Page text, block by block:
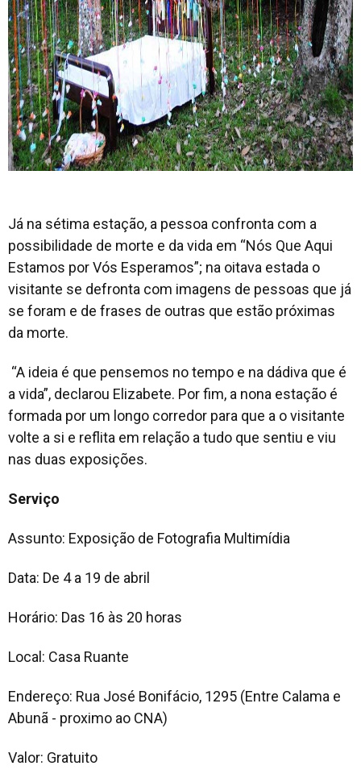
Já na sétima estação, a pessoa confronta com a
possibilidade de morte e da vida em “Nós Que Aqui
Estamos por Vós Esperamos”; na oitava estada o
visitante se defronta com imagens de pessoas que já
se foram e de frases de outras que estão próximas
da morte.
“A ideia é que pensemos no tempo e na dádiva que é
a vida”, declarou Elizabete. Por fim, a nona estação é
formada por um longo corredor para que a o visitante
volte a si e reflita em relação a tudo que sentiu e viu
nas duas exposições.
Serviço
Assunto: Exposição de Fotografia Multimídia
Data: De 4 a 19 de abril
Horário: Das 16 às 20 horas
Local: Casa Ruante
Endereço: Rua José Bonifácio, 1295 (Entre Calama e
Abunã - proximo ao CNA)
Valor: Gratuito